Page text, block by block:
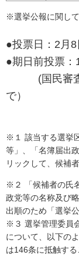
※選挙公報に関し
●投票日：2月
●期日前投票：
(国民審査は
で）
※１ 該当する選挙
等」、「名簿届出
リックして、候補
※２ 「候補者の氏
政党等の名称及び
出順のため「選挙
※３ 選挙管理委員
について、以下の
は146条に抵触する